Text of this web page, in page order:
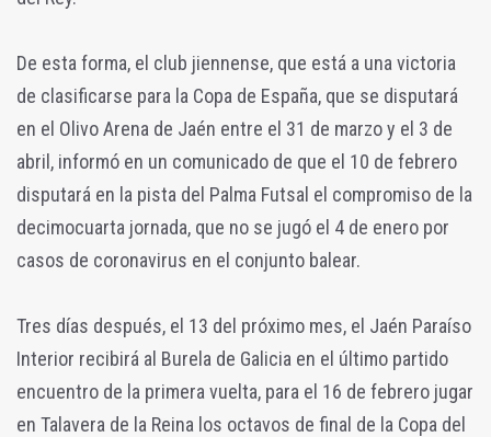
De esta forma, el club jiennense, que está a una victoria
de clasificarse para la Copa de España, que se disputará
en el Olivo Arena de Jaén entre el 31 de marzo y el 3 de
abril, informó en un comunicado de que el 10 de febrero
disputará en la pista del Palma Futsal el compromiso de la
decimocuarta jornada, que no se jugó el 4 de enero por
casos de coronavirus en el conjunto balear.
Tres días después, el 13 del próximo mes, el Jaén Paraíso
Interior recibirá al Burela de Galicia en el último partido
encuentro de la primera vuelta, para el 16 de febrero jugar
en Talavera de la Reina los octavos de final de la Copa del